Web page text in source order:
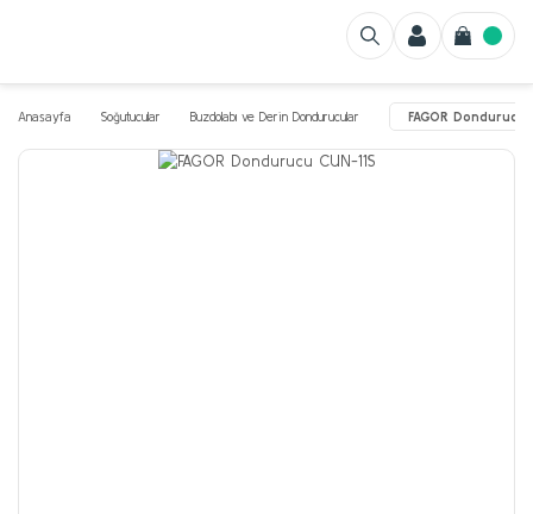
Anasayfa Soğutucular Buzdolabı ve Derin Dondurucular FAGOR Dondurucu